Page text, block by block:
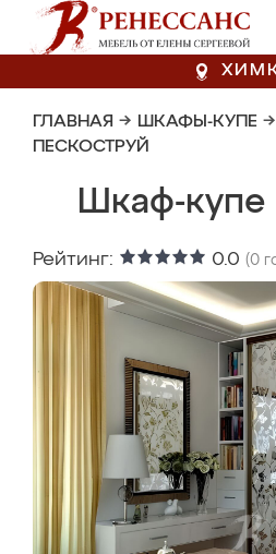
ГЛАВНАЯ → ШКАФЫ-КУПЕ →
ПЕСКОСТРУЙ
Шкаф-купе
Рейтинг: 0.0 (0